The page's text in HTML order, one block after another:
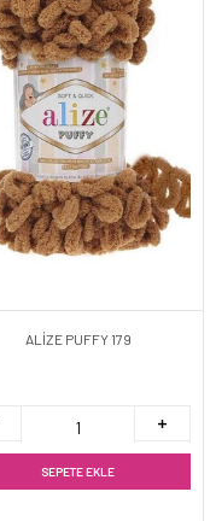
ALİZE PUFFY 179
SEPETE EKLE